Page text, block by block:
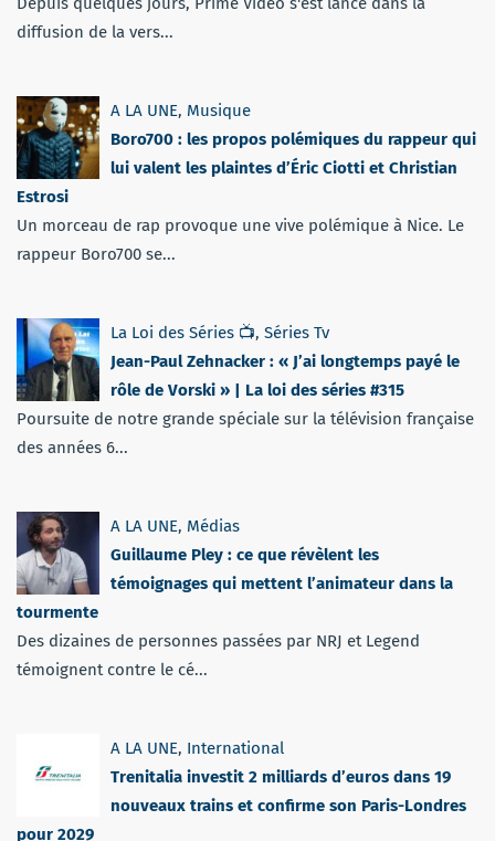
diffusion de la vers...
A LA UNE, Musique
Boro700 : les propos polémiques du rappeur qui
lui valent les plaintes d’Éric Ciotti et Christian
Estrosi
Un morceau de rap provoque une vive polémique à Nice. Le
rappeur Boro700 se...
La Loi des Séries 📺, Séries Tv
Jean-Paul Zehnacker : « J’ai longtemps payé le
rôle de Vorski » | La loi des séries #315
Poursuite de notre grande spéciale sur la télévision française
des années 6...
A LA UNE, Médias
Guillaume Pley : ce que révèlent les
témoignages qui mettent l’animateur dans la
tourmente
Des dizaines de personnes passées par NRJ et Legend
témoignent contre le cé...
A LA UNE, International
Trenitalia investit 2 milliards d’euros dans 19
nouveaux trains et confirme son Paris-Londres
pour 2029